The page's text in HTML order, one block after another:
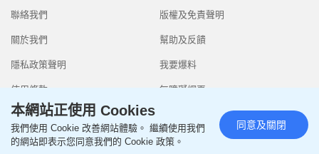
聯絡我們
關於我們
隱私政策聲明
使用條款
版權及免責聲明
幫助及反饋
我要爆料
無障礙網頁
Copyright © 2026 SingTao Ltd.All rights reserved.
本網站正使用 Cookies
我們使用 Cookie 改善網站體驗。 繼續使用我們
的網站即表示您同意我們的 Cookie 政策。
同意及關閉